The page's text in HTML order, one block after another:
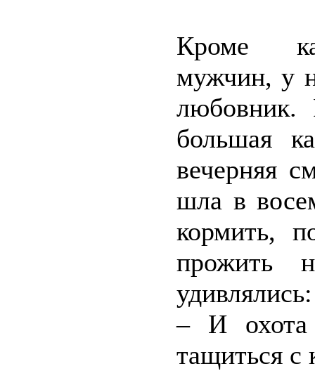
Кроме
мужчин, у
любовник.
большая
вечерняя
шла в
кормить,
прожить
удивлялись:
– И охота
тащиться с